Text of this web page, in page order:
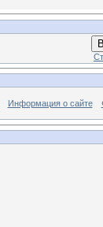
Информация о сайте